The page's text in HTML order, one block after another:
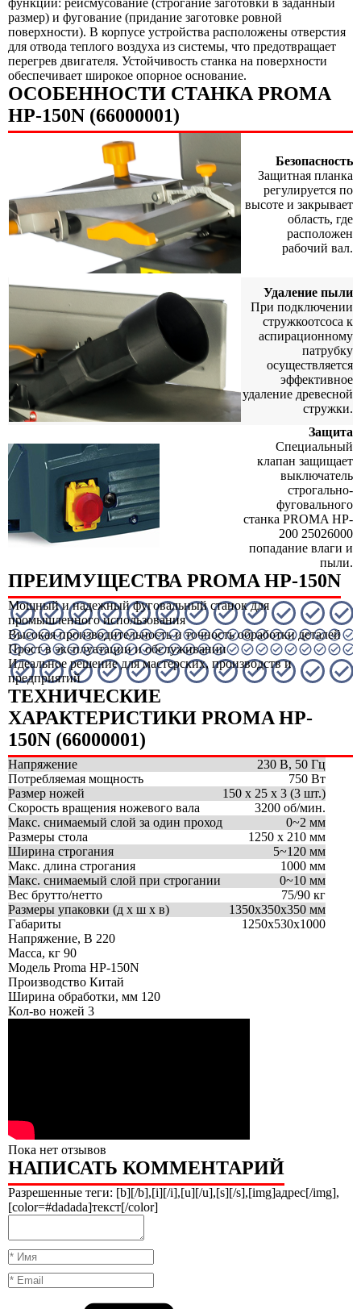
размер) и фугование (придание заготовке ровной
поверхности). В корпусе устройства расположены отверстия
для отвода теплого воздуха из системы, что предотвращает
перегрев двигателя. Устойчивость станка на поверхности
обеспечивает широкое опорное основание.
ОСОБЕННОСТИ СТАНКА PROMA
HP-150N (66000001)
Безопасность
Защитная планка
регулируется по
высоте и закрывает
область, где
расположен
рабочий вал.
Удаление пыли
При подключении
стружкоотсоса к
аспирационному
патрубку
осуществляется
эффективное
удаление древесной
стружки.
Защита
Специальный
клапан защищает
выключатель
строгально-
фуговального
станка PROMA HP-
200 25026000
попадание влаги и
пыли.
ПРЕИМУЩЕСТВА PROMA HP-150N
Мощный и надежный фуговальный станок для
промышленного использования
Высокая производительность и точность обработки деталей
Прост в эксплуатации и обслуживании
Идеальное решение для мастерских, производств и
предприятий
ТЕХНИЧЕСКИЕ
ХАРАКТЕРИСТИКИ PROMA HP-
150N (66000001)
Напряжение
230 В, 50 Гц
Потребляемая мощность
750 Вт
Размер ножей
150 х 25 х 3 (3 шт.)
Скорость вращения ножевого вала
3200 об/мин.
Макс. снимаемый слой за один проход
0~2 мм
Размеры стола
1250 х 210 мм
Ширина строгания
5~120 мм
Макс. длина строгания
1000 мм
Макс. снимаемый слой при строгании
0~10 мм
Вес брутто/нетто
75/90 кг
Размеры упаковки (д х ш х в)
1350х350х350 мм
Габариты
1250х530х1000
Напряжение, В 220
Масса, кг 90
Модель Proma HP-150N
Производство Китай
Ширина обработки, мм 120
Кол-во ножей 3
Пока нет отзывов
НАПИСАТЬ КОММЕНТАРИЙ
Разрешенные теги: [b][/b],[i][/i],[u][/u],[s][/s],[img]адрес[/img],
[color=#dadada]текст[/color]